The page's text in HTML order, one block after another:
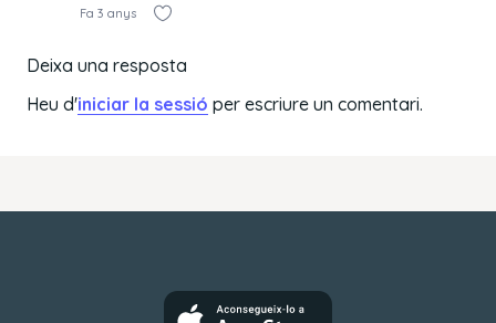
Fa 3 anys
Deixa una resposta
Heu d'iniciar la sessió per escriure un comentari.